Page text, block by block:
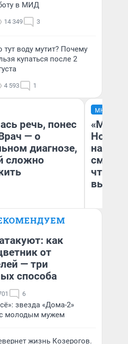
в МИД
14 349 3
тут воду мутит? Почему
купаться после 2
4 593 1
речь, понес
— о
диагнозе,
сложно
клиники
МНЕНИЕ
«Мы
чтобы
как
от
— три
способа
6
звезда «Дома-2»
с молодым мужем
жизнь Козерогов.